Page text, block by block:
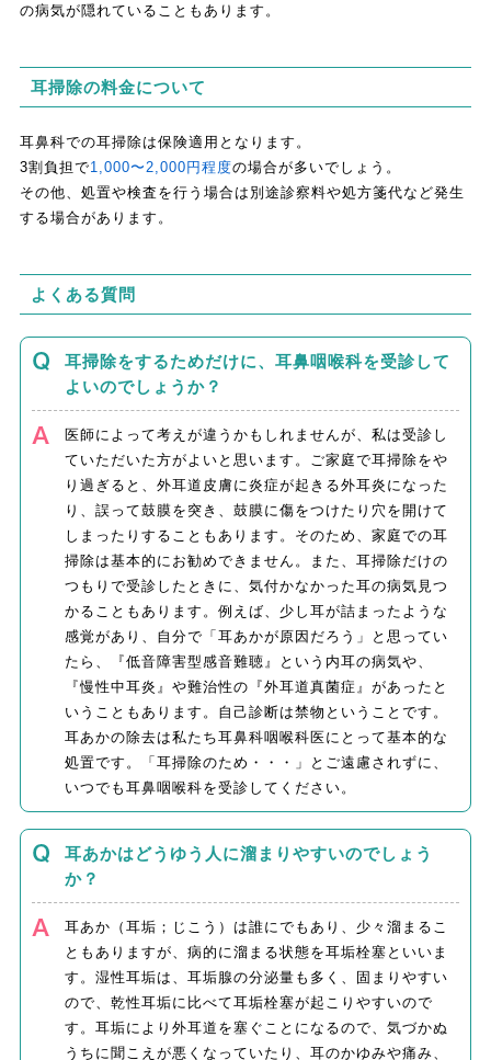
の病気が隠れていることもあります。
耳掃除の料金について
耳鼻科での耳掃除は保険適用となります。
3割負担で1,000〜2,000円程度の場合が多いでしょう。
その他、処置や検査を行う場合は別途診察料や処方箋代など発生
する場合があります。
よくある質問
耳掃除をするためだけに、耳鼻咽喉科を受診して
よいのでしょうか？
医師によって考えが違うかもしれませんが、私は受診し
ていただいた方がよいと思います。ご家庭で耳掃除をや
り過ぎると、外耳道皮膚に炎症が起きる外耳炎になった
り、誤って鼓膜を突き、鼓膜に傷をつけたり穴を開けて
しまったりすることもあります。そのため、家庭での耳
掃除は基本的にお勧めできません。また、耳掃除だけの
つもりで受診したときに、気付かなかった耳の病気見つ
かることもあります。例えば、少し耳が詰まったような
感覚があり、自分で「耳あかが原因だろう」と思ってい
たら、『低音障害型感音難聴』という内耳の病気や、
『慢性中耳炎』や難治性の『外耳道真菌症』があったと
いうこともあります。自己診断は禁物ということです。
耳あかの除去は私たち耳鼻科咽喉科医にとって基本的な
処置です。「耳掃除のため・・・」とご遠慮されずに、
いつでも耳鼻咽喉科を受診してください。
耳あかはどうゆう人に溜まりやすいのでしょう
か？
耳あか（耳垢；じこう）は誰にでもあり、少々溜まるこ
ともありますが、病的に溜まる状態を耳垢栓塞といいま
す。湿性耳垢は、耳垢腺の分泌量も多く、固まりやすい
ので、乾性耳垢に比べて耳垢栓塞が起こりやすいので
す。耳垢により外耳道を塞ぐことになるので、気づかぬ
うちに聞こえが悪くなっていたり、耳のかゆみや痛み、